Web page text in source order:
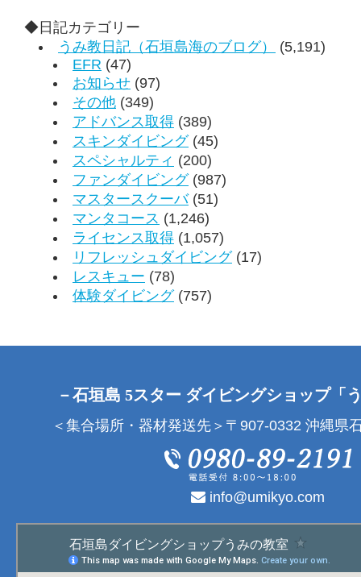
◆日記カテゴリー
うみ教日記（石垣島海のブログ）
(5,191)
EFR (47)
お知らせ (97)
その他 (349)
アドバンス取得 (389)
スキンダイビング(45)
スペシャルティ (200)
ファンダイビング(987)
マスタースクーバ(51)
マンタコース (1,246)
ライセンス取得 (1,057)
リフレッシュダイビング(17)
レスキュー (78)
体験ダイビング(757)
－石垣島 5スター ダイビングショップ「
＜集合場所・器材発送先＞〒907-0332 沖縄県
info@umikyo.com